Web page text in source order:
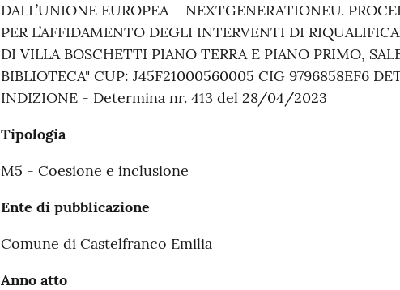
DALL’UNIONE EUROPEA – NEXTGENERATIONEU.
PER L’AFFIDAMENTO DEGLI INTERVENTI DI
DI VILLA BOSCHETTI PIANO TERRA E PIANO PRIMO,
BIBLIOTECA" CUP: J45F21000560005 CIG 9796858EF6
INDIZIONE - Determina nr. 413 del 28/04/2023
Tipologia
M5 - Coesione e inclusione
Ente di pubblicazione
Comune di Castelfranco Emilia
Anno atto